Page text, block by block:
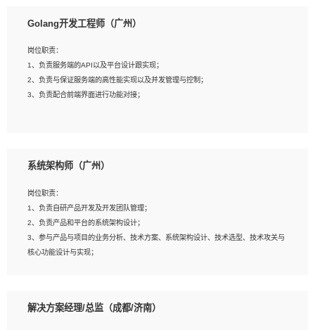
2、熟悉PostgreSQL、redis、MongoDB、ElasticSearch等开源数据库运维管理，
4、熟悉Hadoop、HBASE、Spark等大数据平台优先。
5、熟悉linux或任意一种unix操作系统，如有较强操作系统侧工作经验者优先。
6、具备丰富的项目实施经验，较强的自我学习能力。
Golang开发工程师（广州）
岗位职责：
1、负责服务端的API以及平台设计跟实现；
2、负责与保证服务端的高性能实现以及并发管理与控制；
3、负责配合前端界面进行功能对接；
2、1年以上Golang开发工作经验，能独立完成相应项目开发；
与实现，熟悉常用开源框架及设计模式；
4、熟悉Golang、连接池、消息队列等组件使用、熟悉后端开发、测试、调试流程
跟工具使用；
5、对技术有激情，喜欢钻研，能快速接受和掌握新技术，学习能力和工作责任心
强，良好的沟通表达能力和团队协作能力。
系统架构师（广州）
岗位职责：
1、负责自研产品开发及开发团队管理；
2、负责产品和平台的系统架构设计；
3、参与产品与项目的业务分析、技术方案、系统架构设计、技术选型、技术攻关与
核心功能设计与实现；
解决方案经理/总监（成都/济南）